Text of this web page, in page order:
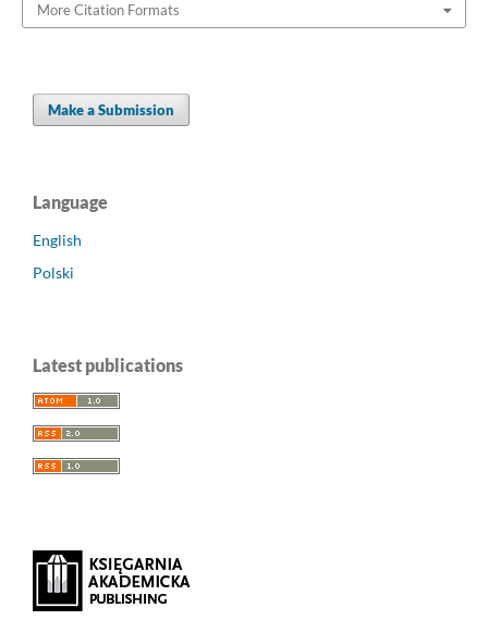
More Citation Formats
Make a Submission
Language
English
Polski
Latest publications